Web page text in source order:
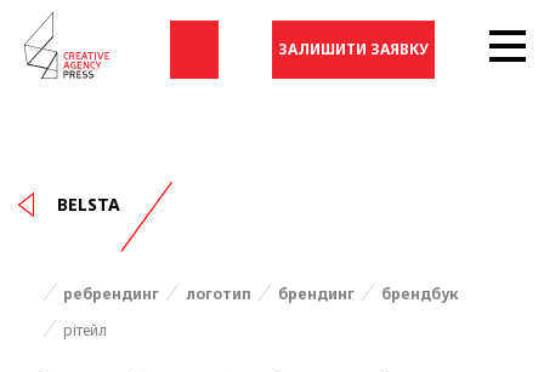
ЗАЛИШИТИ ЗАЯВКУ
BELSTA
ребрендинг логотип брендинг
брендбук
рітейл